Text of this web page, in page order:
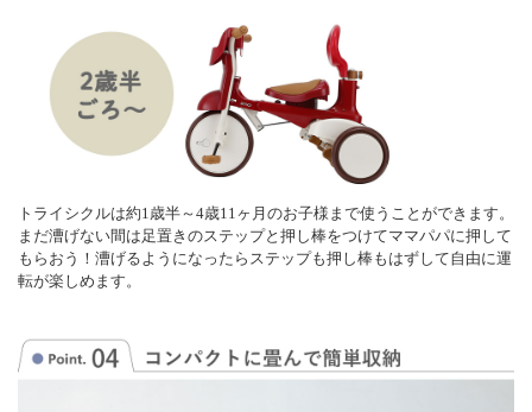
トライシクルは約1歳半～4歳11ヶ月のお子様まで使うことができます。
まだ漕げない間は足置きのステップと押し棒をつけてママパパに押して
もらおう！漕げるようになったらステップも押し棒もはずして自由に運
転が楽しめます。